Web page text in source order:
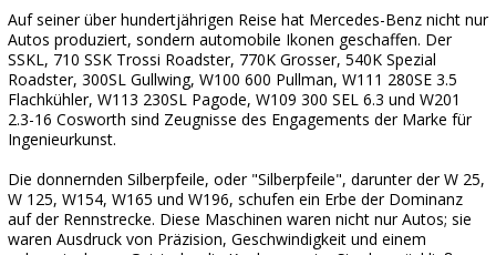
Auf seiner über hundertjährigen Reise hat Mercedes-Benz nicht nur
Autos produziert, sondern automobile Ikonen geschaffen. Der
SSKL, 710 SSK Trossi Roadster, 770K Grosser, 540K Spezial
Roadster, 300SL Gullwing, W100 600 Pullman, W111 280SE 3.5
Flachkühler, W113 230SL Pagode, W109 300 SEL 6.3 und W201
2.3-16 Cosworth sind Zeugnisse des Engagements der Marke für
Ingenieurkunst.
Die donnernden Silberpfeile, oder "Silberpfeile", darunter der W 25,
W 125, W154, W165 und W196, schufen ein Erbe der Dominanz
auf der Rennstrecke. Diese Maschinen waren nicht nur Autos; sie
waren Ausdruck von Präzision, Geschwindigkeit und einem